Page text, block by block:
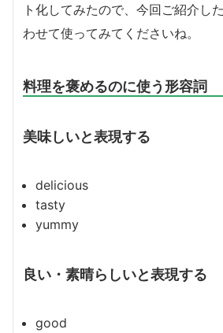
ト化してみたので、今回ご紹介し
わせて使ってみてくださいね。
料理を褒めるのに使う形容詞
美味しいと表現する
delicious
tasty
yummy
良い・素晴らしいと表現する
good